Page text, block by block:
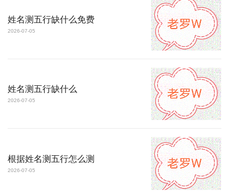
姓名测五行缺什么免费
2026-07-05
姓名测五行缺什么
2026-07-05
根据姓名测五行怎么测
2026-07-05